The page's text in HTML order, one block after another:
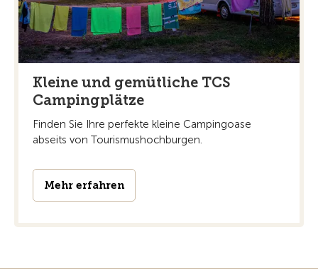
Kleine und gemütliche TCS
Campingplätze
Finden Sie Ihre perfekte kleine Campingoase
abseits von Tourismushochburgen.
Mehr erfahren